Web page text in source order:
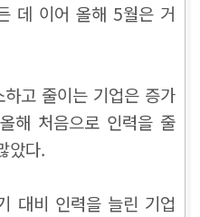
데 이어 올해 5월은 거
고 줄이는 기업은 증가
올해 처음으로 인력을 줄
았다.
대비 인력을 늘린 기업